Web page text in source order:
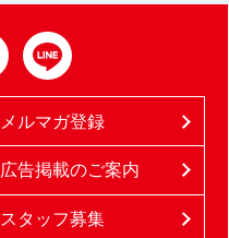
メルマガ登録
広告掲載のご案内
スタッフ募集